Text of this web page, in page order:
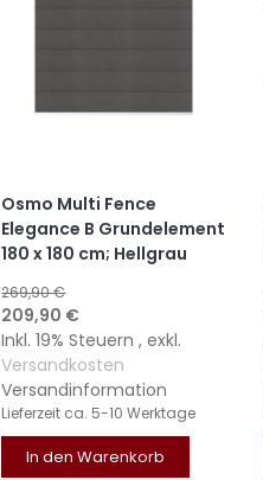
Osmo Multi Fence
Elegance B Grundelement
180 x 180 cm; Hellgrau
269,90 €
Sonderangebot
209,90 €
Inkl. 19% Steuern,exkl.
Versandkosten
Versandinformation
Lieferzeit ca. 5-10 Werktage
In den Warenkorb